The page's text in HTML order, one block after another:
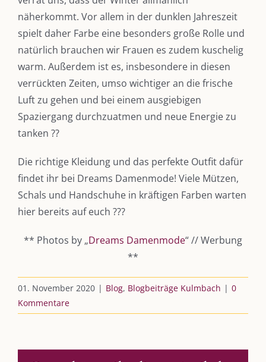
näherkommt. Vor allem in der dunklen Jahreszeit
spielt daher Farbe eine besonders große Rolle und
natürlich brauchen wir Frauen es zudem kuschelig
warm. Außerdem ist es, insbesondere in diesen
verrückten Zeiten, umso wichtiger an die frische
Luft zu gehen und bei einem ausgiebigen
Spaziergang durchzuatmen und neue Energie zu
tanken ??
Die richtige Kleidung und das perfekte Outfit dafür
findet ihr bei Dreams Damenmode! Viele Mützen,
Schals und Handschuhe in kräftigen Farben warten
hier bereits auf euch ???
** Photos by „Dreams Damenmode“ // Werbung
**
01. November 2020 | Blog, Blogbeiträge Kulmbach | 0
Kommentare
DIE KULMBLOGGERA
Kulmbloggera
Podcast
Kooperationen
Leistungen – Buchungen
Immer die passende Geschenkidee – für jeden Anlass